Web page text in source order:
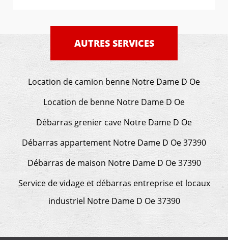
AUTRES SERVICES
Location de camion benne Notre Dame D Oe
Location de benne Notre Dame D Oe
Débarras grenier cave Notre Dame D Oe
Débarras appartement Notre Dame D Oe 37390
Débarras de maison Notre Dame D Oe 37390
Service de vidage et débarras entreprise et locaux
industriel Notre Dame D Oe 37390